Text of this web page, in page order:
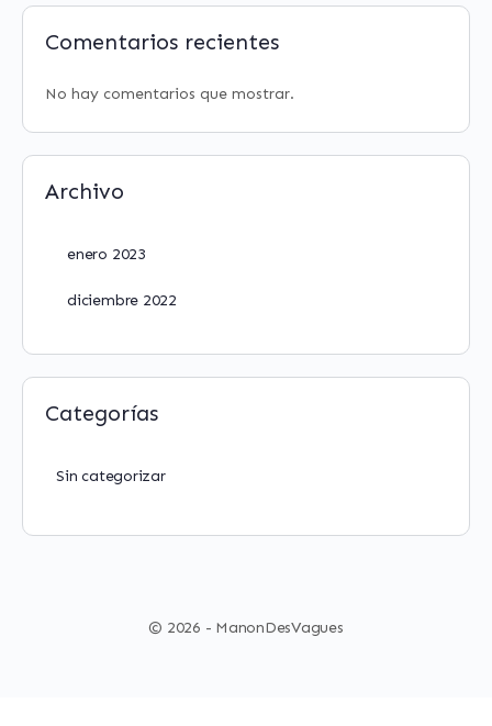
Comentarios recientes
No hay comentarios que mostrar.
Archivo
enero 2023
diciembre 2022
Categorías
Sin categorizar
© 2026 - ManonDesVagues